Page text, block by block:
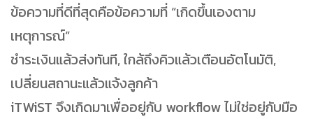
ข้อความที่ดีที่สุดคือข้อความที่ “เกิดขึ้นเองตาม
เหตุการณ์”
ชำระเงินแล้วส่งทันที, ใกล้ถึงคิวแล้วเตือนอัตโนมัติ,
เปลี่ยนสถานะแล้วแจ้งลูกค้า
iTWiST จึงเกิดมาเพื่ออยู่กับ workflow ไม่ใช่อยู่กับมือ